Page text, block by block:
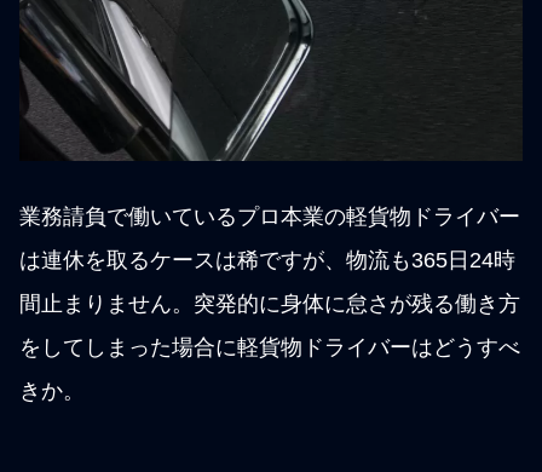
業務請負で働いているプロ本業の軽貨物ドライバー
は連休を取るケースは稀ですが、物流も365日24時
間止まりません。突発的に身体に怠さが残る働き方
をしてしまった場合に軽貨物ドライバーはどうすべ
きか。